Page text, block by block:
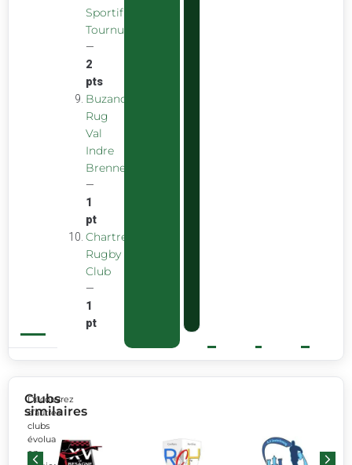
Sportif
Tournus
—
2
pts
Buzancais
Rug
Val
Indre
Brenne
—
1
pt
Chartreuse
Rugby
Club
—
1
pt
Clubs
similaires
Découvrez
d’autres
clubs
évoluant
en